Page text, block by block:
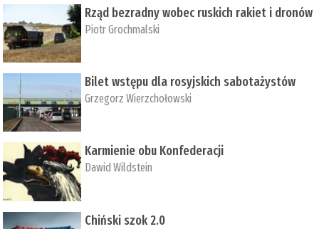
Rząd bezradny wobec ruskich rakiet i dronów
Piotr Grochmalski
Bilet wstępu dla rosyjskich sabotażystów
Grzegorz Wierzchołowski
Karmienie obu Konfederacji
Dawid Wildstein
Chiński szok 2.0